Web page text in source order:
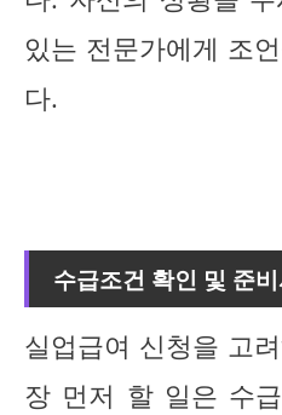
있는 전문가에게 조
다.
수급조건 확인 및 준
실업급여 신청을 고
장 먼저 할 일은 수